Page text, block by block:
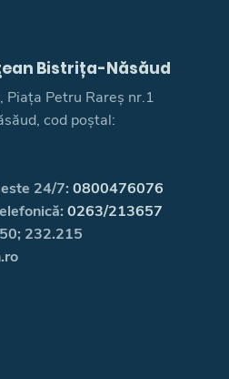
Bistrița-Năsăud
Petru Rareș nr.1
cod poștal:
24/7: 0800476076
0263/213657
232.215